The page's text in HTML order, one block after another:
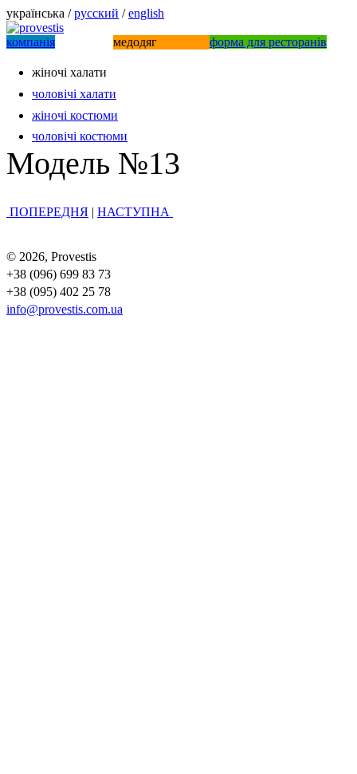
українська /русский /english
компанiя медодяг форма для ресторанів
жіночі халати
чоловiчi халати
жіночі костюми
чоловічі костюми
Модель №13
ПОПЕРЕДНЯ | НАСТУПНА
© 2026, Provestis
+38 (096) 699 83 73
+38 (095) 402 25 78
info@provestis.com.ua